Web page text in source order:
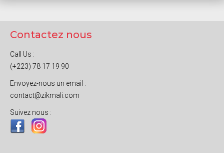
Contactez nous
Call Us :
(+223) 78 17 19 90
Envoyez-nous un email :
contact@zikmali.com
Suivez nous :